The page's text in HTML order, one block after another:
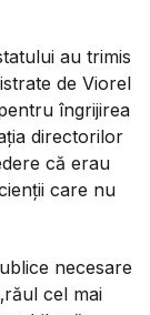
au trimis
de Viorel
îngrijirea
directorilor
că erau
care nu
necesare
cel mai